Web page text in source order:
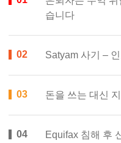
습니다
Satyam 사기 –
돈을 쓰는 대신
Equifax 침해 후